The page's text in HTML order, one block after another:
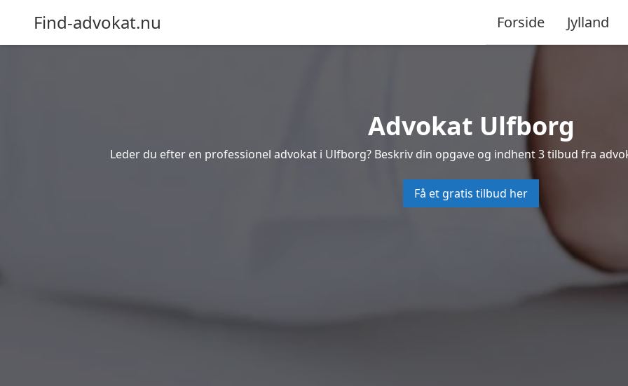
Find-advokat.nu Forside Jylland
Advokat Ulfborg
Leder du efter en professionel advokat i Ulfborg? Beskriv din opgave og indhent 3 tilbud fra
Få et gratis tilbud her